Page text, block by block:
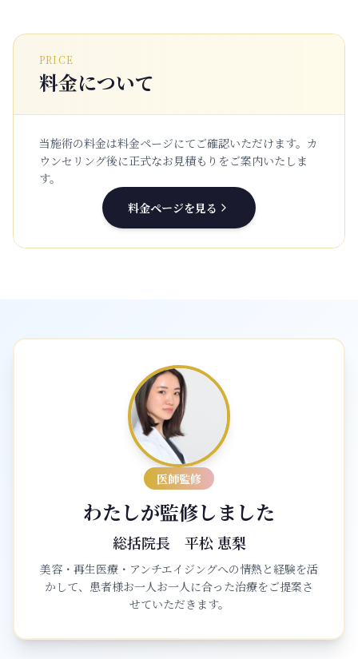
PRICE
料金について
当施術の料金は料金ページにてご確認いただけます。 カ
ウンセリング後に正式なお見積もりをご案内いたしま
す。
料金ページを見る
医師監修
わたしが監修しました
総括院長 平松 恵梨
美容・再生医療・アンチエイジングへの情熱と経験を活
かして、患者様お一人お一人に合った治療をご提案さ
せていただきます。